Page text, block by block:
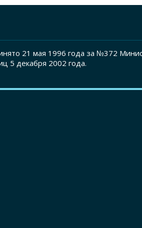
21 мая 1996 года за №372
5 декабря 2002 года.